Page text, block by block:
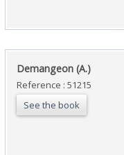
‎Demangeon (A.)‎
Reference : 51215
See the book